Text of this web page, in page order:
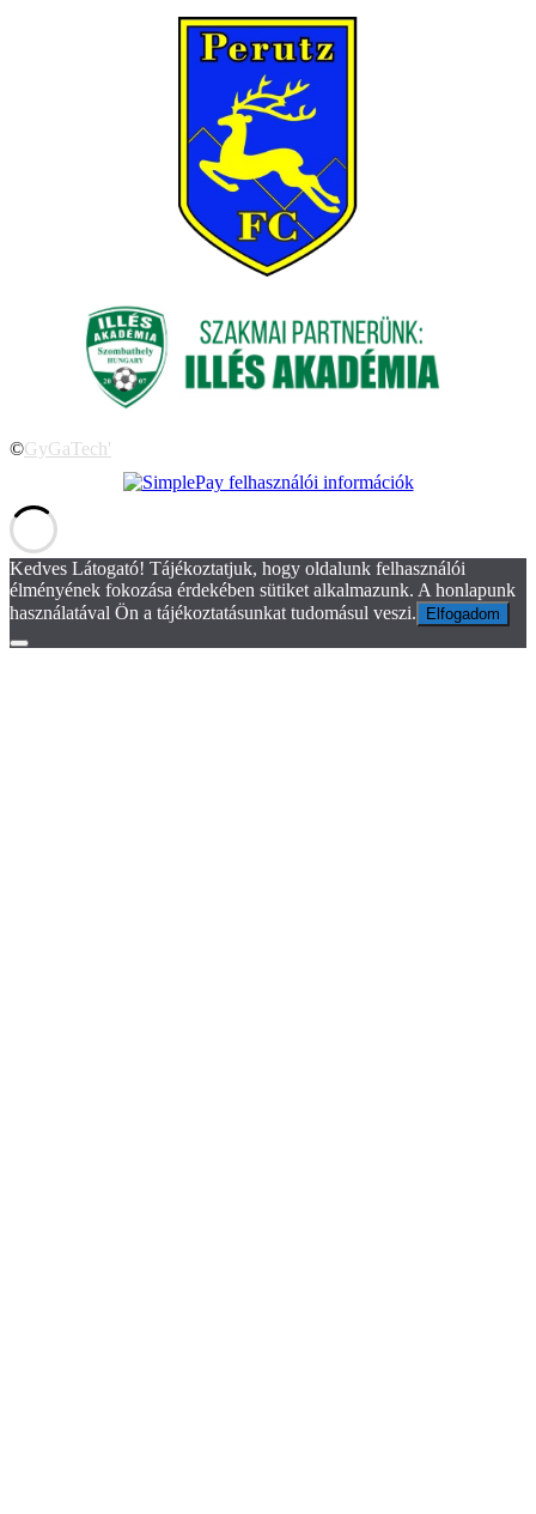
©GyGaTech'
Kedves Látogató! Tájékoztatjuk, hogy oldalunk felhasználói
élményének fokozása érdekében sütiket alkalmazunk. A honlapunk
használatával Ön a tájékoztatásunkat tudomásul veszi.
Elfogadom